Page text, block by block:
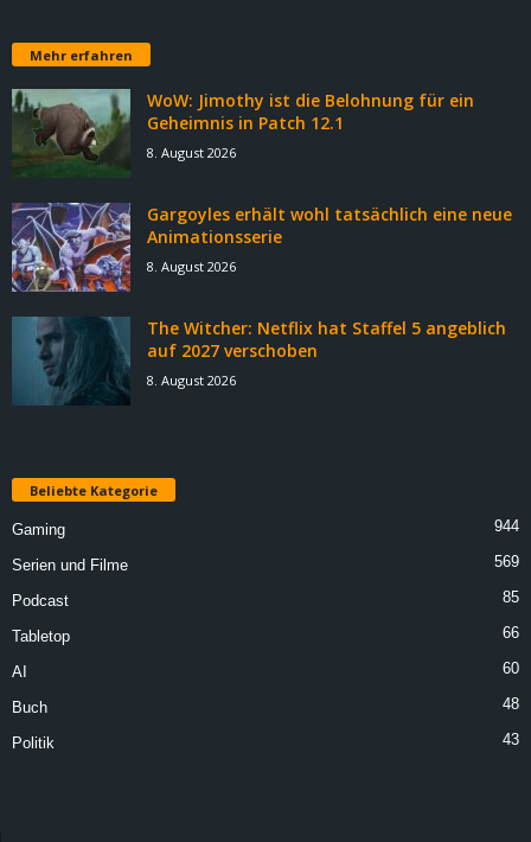
Mehr erfahren
WoW: Jimothy ist die Belohnung für ein
Geheimnis in Patch 12.1
8. August 2026
Gargoyles erhält wohl tatsächlich eine neue
Animationsserie
8. August 2026
The Witcher: Netflix hat Staffel 5 angeblich
auf 2027 verschoben
8. August 2026
Beliebte Kategorie
Gaming 944
Serien und Filme 569
Podcast 85
Tabletop 66
AI 60
Buch 48
Politik 43